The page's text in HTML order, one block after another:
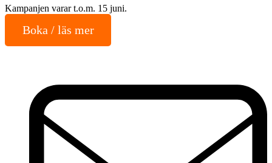
Kampanjen varar t.o.m. 15 juni.
Boka / läs mer